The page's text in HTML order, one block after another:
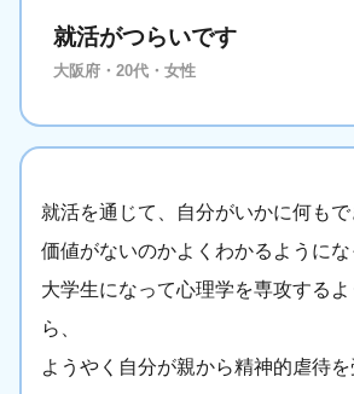
就活がつらいです
大阪府・20代・女性
就活を通じて、自分がいかに何もで
価値がないのかよくわかるようにな
大学生になって心理学を専攻する
ら、
ようやく自分が親から精神的虐待を